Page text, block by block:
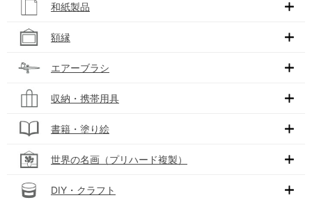
和紙製品
額縁
エアーブラシ
収納・携帯用具
書籍・塗り絵
世界の名画（プリハード複製）
DIY・クラフト